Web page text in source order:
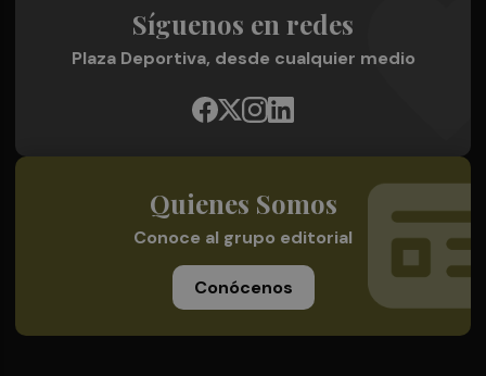
Síguenos en redes
Plaza Deportiva, desde cualquier medio
Quienes Somos
Conoce al grupo editorial
Conócenos